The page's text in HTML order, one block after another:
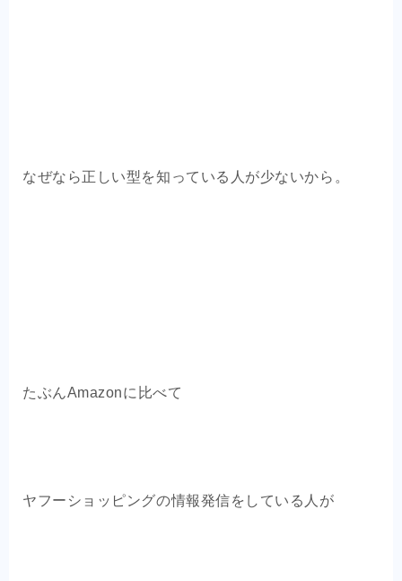
なぜなら正しい型を知っている人が少ないから。
たぶんAmazonに比べて
ヤフーショッピングの情報発信をしている人が